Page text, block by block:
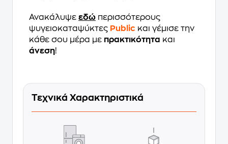
Ανακάλυψε εδώ περισσότερους
ψυγειοκαταψύκτες Public και γέμισε την
κάθε σου μέρα με πρακτικότητα και
άνεση!
Τεχνικά Χαρακτηριστικά